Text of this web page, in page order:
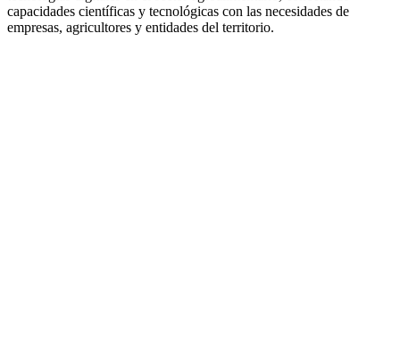
capacidades científicas y tecnológicas con las necesidades de
empresas, agricultores y entidades del territorio.